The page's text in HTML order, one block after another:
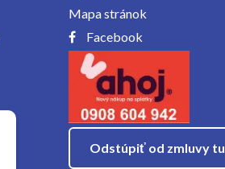
Mapa stránok
Facebook
Odstúpiť od zmluvy tu